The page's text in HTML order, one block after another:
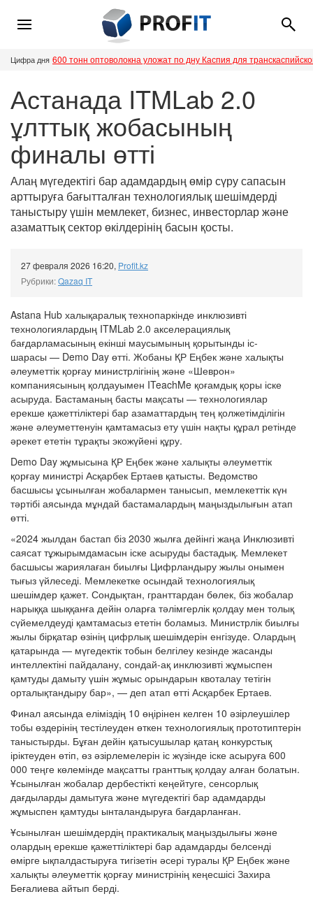
Цифра дня 600 тонн оптоволокна уложат по дну Каспия для
Астанада ITMLab 2.0
ұлттық жобасының
финалы өтті
Алаң мүгедектігі бар адамдардың өмір сүру сапасын
арттыруға бағытталған технологиялық шешімдерді
таныстыру үшін мемлекет, бизнес, инвесторлар және
азаматтық сектор өкілдерінің басын қосты.
27 февраля 2026 16:20, Profit.kz
Рубрики:Qazaq IT
Astana Hub халықаралық технопаркінде инклюзивті
технологиялардың ITMLab 2.0 акселерациялық
бағдарламасының екінші маусымының қорытынды іс-
шарасы — Demo Day өтті. Жобаны ҚР Еңбек және халықты
әлеуметтік қорғау министрлігінің және «Шеврон»
компаниясының қолдауымен ITeachMe қоғамдық қоры іске
асыруда. Бастаманың басты мақсаты — технологиялар
ерекше қажеттіліктері бар азаматтардың тең қолжетімділігін
және әлеуметтенуін қамтамасыз ету үшін нақты құрал ретінде
әрекет ететін тұрақты экожүйені құру.
Demo Day жұмысына ҚР Еңбек және халықты әлеуметтік
қорғау министрі Асқарбек Ертаев қатысты. Ведомство
басшысы ұсынылған жобалармен танысып, мемлекеттік күн
тәртібі аясында мұндай бастамалардың маңыздылығын атап
өтті.
«2024 жылдан бастап біз 2030 жылға дейінгі жаңа Инклюзивті
саясат тұжырымдамасын іске асыруды бастадық. Мемлекет
басшысы жариялаған биылғы Цифрландыру жылы онымен
тығыз үйлеседі. Мемлекетке осындай технологиялық
шешімдер қажет. Сондықтан, гранттардан бөлек, біз жобалар
нарыққа шыққанға дейін оларға тәлімгерлік қолдау мен толық
сүйемелдеуді қамтамасыз ететін боламыз. Министрлік биылғы
жылы бірқатар өзінің цифрлық шешімдерін енгізуде. Олардың
қатарында — мүгедектік тобын белгілеу кезінде жасанды
интеллектіні пайдалану, сондай-ақ инклюзивті жұмыспен
қамтуды дамыту үшін жұмыс орындарын квоталау тетігін
орталықтандыру бар», — деп атап өтті Асқарбек Ертаев.
Финал аясында еліміздің 10 өңірінен келген 10 әзірлеушілер
тобы өздерінің тестілеуден өткен технологиялық прототиптерін
таныстырды. Бұған дейін қатысушылар қатаң конкурстық
іріктеуден өтіп, өз әзірлемелерін іс жүзінде іске асыруға 600
000 теңге көлемінде мақсатты гранттық қолдау алған болатын.
Ұсынылған жобалар дербестікті кеңейтуге, сенсорлық
дағдыларды дамытуға және мүгедектігі бар адамдарды
жұмыспен қамтуды ынталандыруға бағдарланған.
Ұсынылған шешімдердің практикалық маңыздылығы және
олардың ерекше қажеттіліктері бар адамдарды белсенді
өмірге ықпалдастыруға тигізетін әсері туралы ҚР Еңбек және
халықты әлеуметтік қорғау министрінің кеңесшісі Захира
Беғалиева айтып берді.